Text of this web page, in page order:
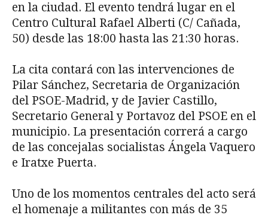
en la ciudad. El evento tendrá lugar en el
Centro Cultural Rafael Alberti (C/ Cañada,
50) desde las 18:00 hasta las 21:30 horas.
La cita contará con las intervenciones de
Pilar Sánchez, Secretaria de Organización
del PSOE-Madrid, y de Javier Castillo,
Secretario General y Portavoz del PSOE en el
municipio. La presentación correrá a cargo
de las concejalas socialistas Ángela Vaquero
e Iratxe Puerta.
Uno de los momentos centrales del acto será
el homenaje a militantes con más de 35